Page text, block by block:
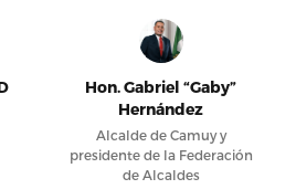
Hon. Gabriel “Gaby”
Hernández
Alcalde de Camuy y
presidente de la Federación
de Alcaldes